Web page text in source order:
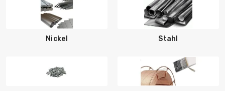
Nickel Stahl